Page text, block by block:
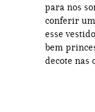
para nos
conferir
esse
bem
decote nas